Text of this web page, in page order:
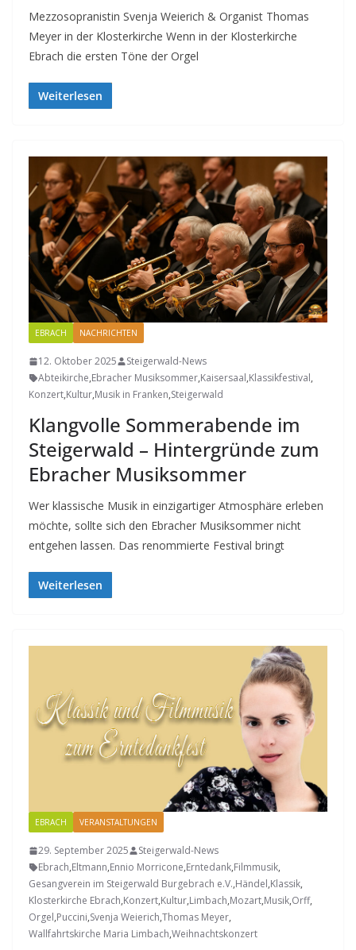
Mezzosopranistin Svenja Weierich & Organist Thomas
Meyer in der Klosterkirche Wenn in der Klosterkirche
Ebrach die ersten Töne der Orgel
Weiterlesen
EBRACH NACHRICHTEN
12. Oktober 2025
Steigerwald-News
Abteikirche,Ebracher Musiksommer,Kaisersaal,Klassikfestival,
Konzert,Kultur,Musik in Franken,Steigerwald
Klangvolle Sommerabende im
Steigerwald – Hintergründe zum
Ebracher Musiksommer
Wer klassische Musik in einzigartiger Atmosphäre erleben
möchte, sollte sich den Ebracher Musiksommer nicht
entgehen lassen. Das renommierte Festival bringt
Weiterlesen
EBRACH VERANSTALTUNGEN
29. September 2025
Steigerwald-News
Ebrach,Eltmann,Ennio Morricone,Erntedank,Filmmusik,
Gesangverein im Steigerwald Burgebrach e.V.,Händel,Klassik,
Klosterkirche Ebrach,Konzert,Kultur,Limbach,Mozart,Musik,Orff,
Orgel,Puccini,Svenja Weierich,Thomas Meyer,
Wallfahrtskirche Maria Limbach,Weihnachtskonzert